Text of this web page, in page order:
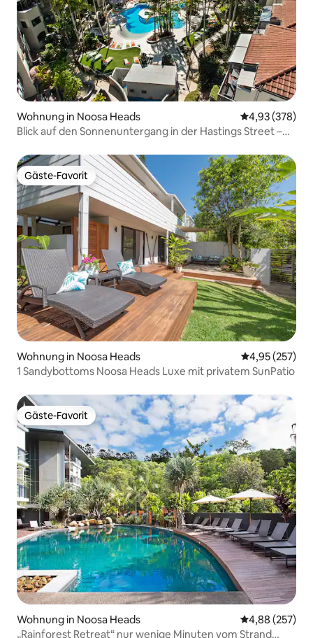
Wohnung in Noosa Heads
4,93 (378)
Blick auf den Sonnenuntergang in der Hastings Street –
Gäste-Favorit
Gäste-Favorit
Wohnung in Noosa Heads
4,95 (257)
1 Sandybottoms Noosa Heads Luxe mit privatem SunPatio
Gäste-Favorit
Gäste-Favorit
Wohnung in Noosa Heads
4,88 (257)
„Rainforest Retreat“ nur wenige Minuten vom Strand